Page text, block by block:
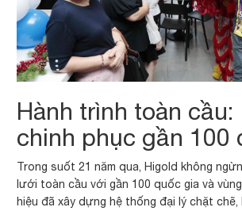
Hành trình toàn cầu:
chinh phục gần 100
Trong suốt 21 năm qua, Higold không
lưới toàn cầu với gần 100 quốc gia và
hiệu đã xây dựng hệ thống đại lý chặt